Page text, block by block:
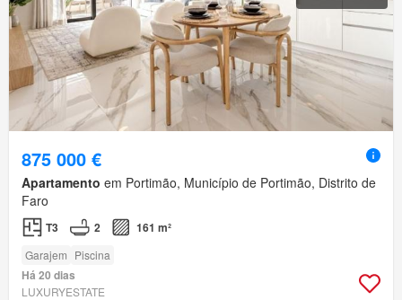
875 000 €
Apartamento em Portimão, Município de Portimão, Distrito de
Faro
T3 2 161 m²
Garajem Piscina
Há 20 dias
LUXURYESTATE